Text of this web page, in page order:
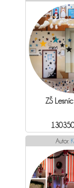
ZŠ
Autor: